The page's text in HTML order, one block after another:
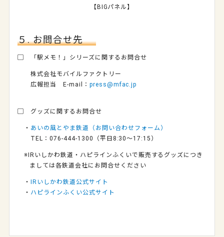
【BIGパネル】
５. お問合せ先
▢ 「駅メモ！」シリーズに関するお問合せ
株式会社モバイルファクトリー
広報担当 E-mail： press@mfac.jp
▢ グッズに関するお問合せ
・ あいの風とやま鉄道（お問い合わせフォーム）
TEL：076-444-1300（平日8:30～17:15）
※IRいしかわ鉄道・ハピラインふくいで販売するグッズにつき
ましては各鉄道会社にお問合せください
・
IRいしかわ鉄道公式サイト
・ ハピラインふくい公式サイト